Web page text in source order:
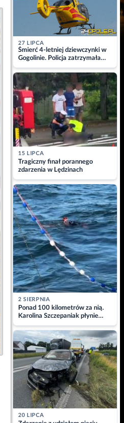
27 LIPCA
Śmierć 4-letniej dziewczynki w
Gogolinie. Policja zatrzymała
matkę
15 LIPCA
Tragiczny finał porannego
zdarzenia w Lędzinach
2 SIERPNIA
Ponad 100 kilometrów za nią.
Karolina Szczepaniak płynie
przez Bałtyk dla Piotra.
Aktualizacja
20 LIPCA